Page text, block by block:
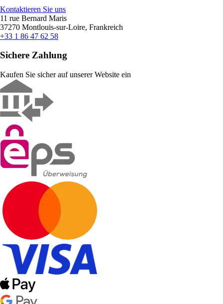
Kontaktieren Sie uns
11 rue Bernard Maris
37270 Montlouis-sur-Loire, Frankreich
+33 1 86 47 62 58
Sichere Zahlung
Kaufen Sie sicher auf unserer Website ein